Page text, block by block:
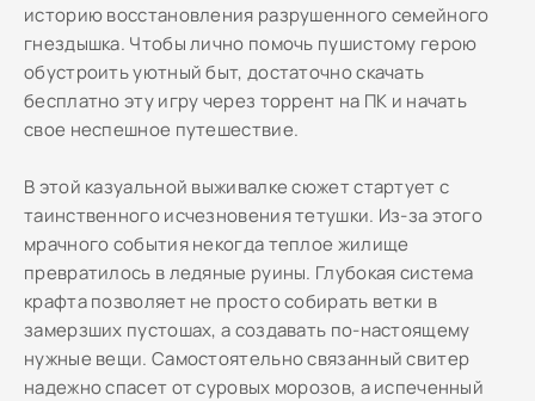
историю восстановления разрушенного семейного
гнездышка. Чтобы лично помочь пушистому герою
обустроить уютный быт, достаточно скачать
бесплатно эту игру через торрент на ПК и начать
свое неспешное путешествие.
В этой казуальной выживалке сюжет стартует с
таинственного исчезновения тетушки. Из-за этого
мрачного события некогда теплое жилище
превратилось в ледяные руины. Глубокая система
крафта позволяет не просто собирать ветки в
замерзших пустошах, а создавать по-настоящему
нужные вещи. Самостоятельно связанный свитер
надежно спасет от суровых морозов, а испеченный